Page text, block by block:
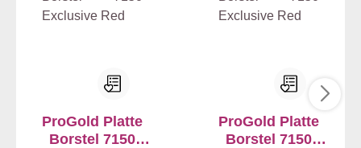
ProGold Platte
Borstel 7150
ProGold Platte
Borstel 7150